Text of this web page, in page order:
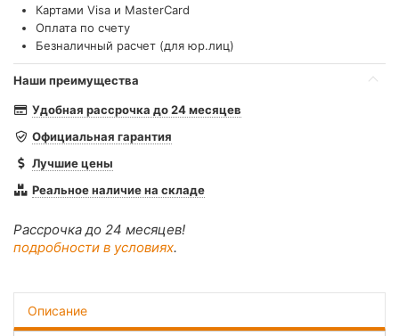
Картами Visa и MasterCard
Оплата по счету
Безналичный расчет (для юр.лиц)
Наши преимущества
Удобная рассрочка до 24 месяцев
Официальная гарантия
Лучшие цены
Реальное наличие на складе
Рассрочка до 24 месяцев!
подробности в условиях.
Описание